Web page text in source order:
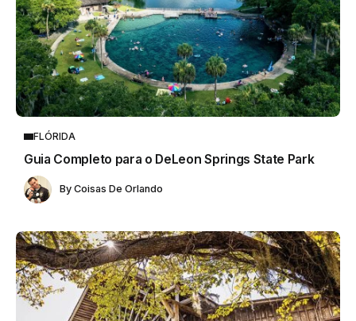
FLÓRIDA
Guia Completo para o DeLeon Springs State Park
By Coisas De Orlando